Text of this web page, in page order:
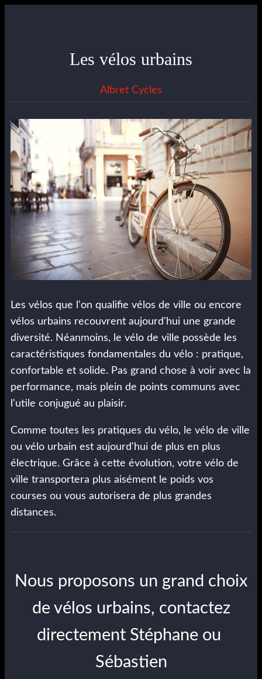
Les vélos urbains
Albret Cycles
Les vélos que l'on qualifie vélos de ville ou encore
vélos urbains recouvrent aujourd'hui une grande
diversité. Néanmoins, le vélo de ville possède les
caractéristiques fondamentales du vélo : pratique,
confortable et solide. Pas grand chose à voir avec la
performance, mais plein de points communs avec
l'utile conjugué au plaisir.
Comme toutes les pratiques du vélo, le vélo de ville
ou vélo urbain est aujourd'hui de plus en plus
électrique. Grâce à cette évolution, votre vélo de
ville transportera plus aisément le poids vos
courses ou vous autorisera de plus grandes
distances.
Nous proposons un grand choix
de vélos urbains, contactez
directement Stéphane ou
Sébastien